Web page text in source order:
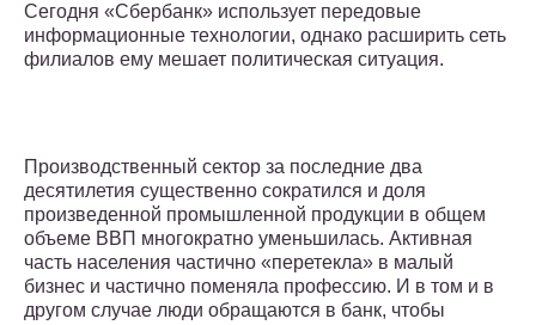
Сегодня «Сбербанк» использует передовые
информационные технологии, однако расширить сеть
филиалов ему мешает политическая ситуация.
Производственный сектор за последние два
десятилетия существенно сократился и доля
произведенной промышленной продукции в общем
объеме ВВП многократно уменьшилась. Активная
часть населения частично «перетекла» в малый
бизнес и частично поменяла профессию. И в том и в
другом случае люди обращаются в банк, чтобы